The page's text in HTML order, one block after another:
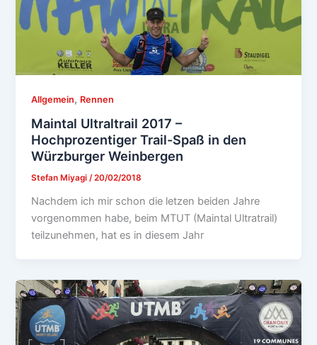
Allgemein, Rennen
Maintal Ultraltrail 2017 –
Hochprozentiger Trail-Spaß in den
Würzburger Weinbergen
Stefan Miyagi/20/02/2018
Nachdem ich mir schon die letzen beiden Jahre
vorgenommen habe, beim MTUT (Maintal Ultratrail)
teilzunehmen, hat es in diesem Jahr